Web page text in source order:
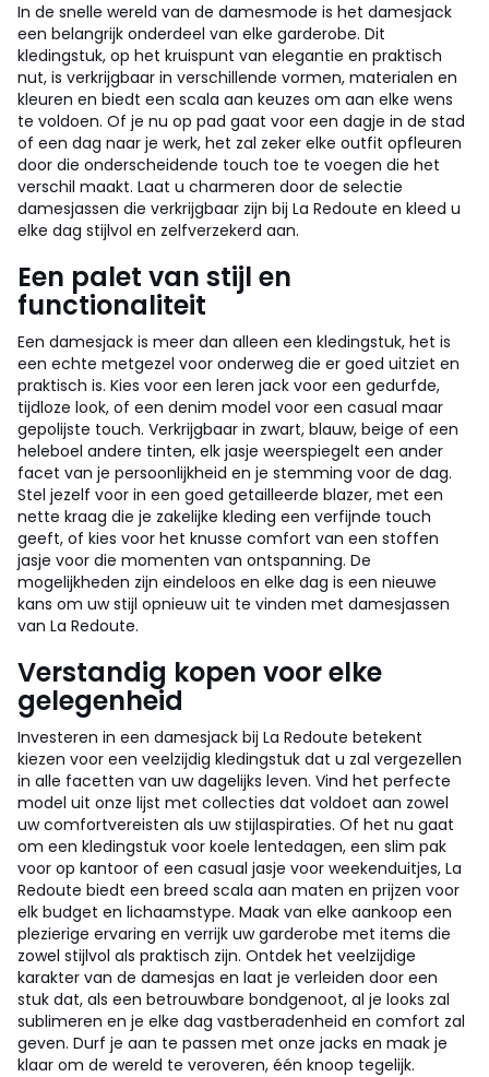
In de snelle wereld van de damesmode is het damesjack
een belangrijk onderdeel van elke garderobe. Dit
kledingstuk, op het kruispunt van elegantie en praktisch
nut, is verkrijgbaar in verschillende vormen, materialen en
kleuren en biedt een scala aan keuzes om aan elke wens
te voldoen. Of je nu op pad gaat voor een dagje in de stad
of een dag naar je werk, het zal zeker elke outfit opfleuren
door die onderscheidende touch toe te voegen die het
verschil maakt. Laat u charmeren door de selectie
damesjassen die verkrijgbaar zijn bij La Redoute en kleed u
elke dag stijlvol en zelfverzekerd aan.
Een palet van stijl en
functionaliteit
Een damesjack is meer dan alleen een kledingstuk, het is
een echte metgezel voor onderweg die er goed uitziet en
praktisch is. Kies voor een leren jack voor een gedurfde,
tijdloze look, of een denim model voor een casual maar
gepolijste touch. Verkrijgbaar in zwart, blauw, beige of een
heleboel andere tinten, elk jasje weerspiegelt een ander
facet van je persoonlijkheid en je stemming voor de dag.
Stel jezelf voor in een goed getailleerde blazer, met een
nette kraag die je zakelijke kleding een verfijnde touch
geeft, of kies voor het knusse comfort van een stoffen
jasje voor die momenten van ontspanning. De
mogelijkheden zijn eindeloos en elke dag is een nieuwe
kans om uw stijl opnieuw uit te vinden met damesjassen
van La Redoute.
Verstandig kopen voor elke
gelegenheid
Investeren in een damesjack bij La Redoute betekent
kiezen voor een veelzijdig kledingstuk dat u zal vergezellen
in alle facetten van uw dagelijks leven. Vind het perfecte
model uit onze lijst met collecties dat voldoet aan zowel
uw comfortvereisten als uw stijlaspiraties. Of het nu gaat
om een kledingstuk voor koele lentedagen, een slim pak
voor op kantoor of een casual jasje voor weekenduitjes, La
Redoute biedt een breed scala aan maten en prijzen voor
elk budget en lichaamstype. Maak van elke aankoop een
plezierige ervaring en verrijk uw garderobe met items die
zowel stijlvol als praktisch zijn. Ontdek het veelzijdige
karakter van de damesjas en laat je verleiden door een
stuk dat, als een betrouwbare bondgenoot, al je looks zal
sublimeren en je elke dag vastberadenheid en comfort zal
geven. Durf je aan te passen met onze jacks en maak je
klaar om de wereld te veroveren, één knoop tegelijk.